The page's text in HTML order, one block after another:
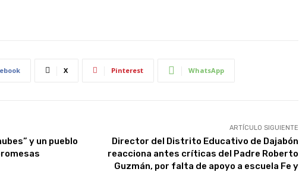
X Pinterest WhatsApp
y un pueblo
ARTÍCULO SIGUIENTE
Director del Distrito Educativo de Dajabón
reacciona antes críticas del Padre Roberto
Guzmán, por falta de apoyo a escuela Fe y